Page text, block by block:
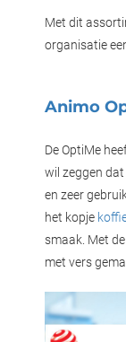
Met dit
organisatie
Animo
De OptiMe
wil zeggen
en zeer
het kopje
smaak. Met
met vers